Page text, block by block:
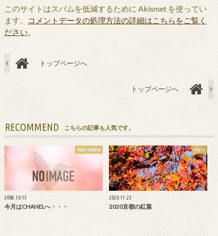
このサイトはスパムを低減するために Akismet を使ってい
ます。
コメントデータの処理方法の詳細はこちらをご覧く
ださい。
トップページへ
トップページへ
RECOMMEND こちらの記事も人気です。
hair-make
2008.10.15
今月はCHANELへ・・・
diary
2020.11.23
2020京都の紅葉